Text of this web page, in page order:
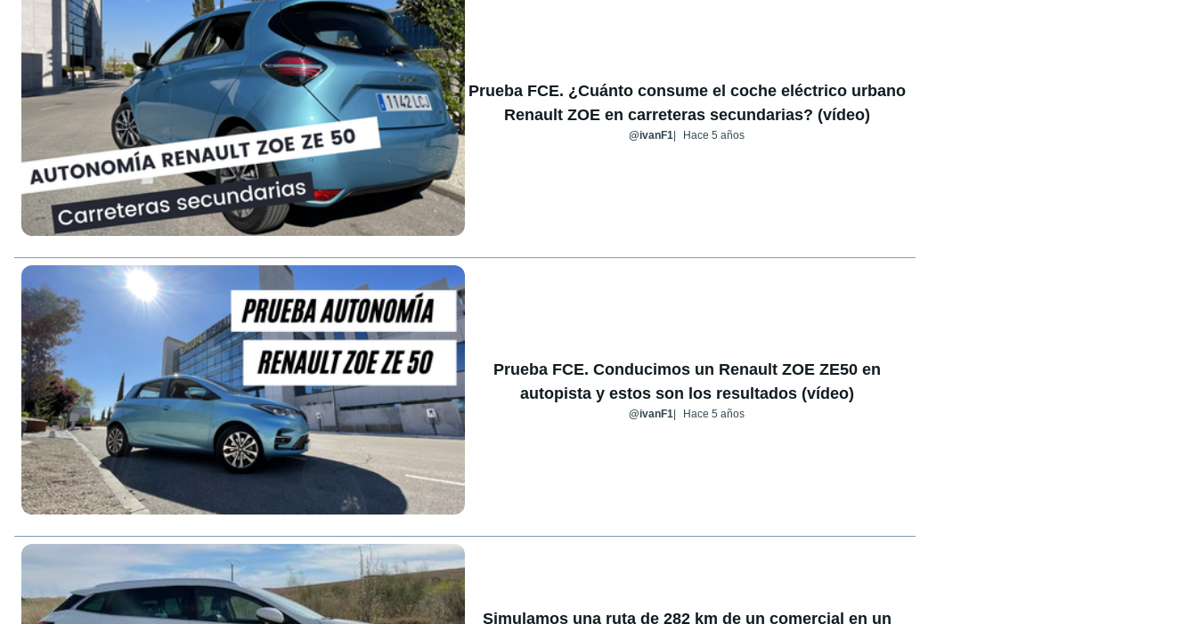
Prueba FCE. ¿Cuánto consume el coche eléctrico urbano
Renault ZOE en carreteras secundarias? (vídeo)
@ivanF1 Hace 5 años
Prueba FCE. Conducimos un Renault ZOE ZE50 en
autopista y estos son los resultados (vídeo)
@ivanF1 Hace 5 años
Simulamos una ruta de 282 km de un comercial en un